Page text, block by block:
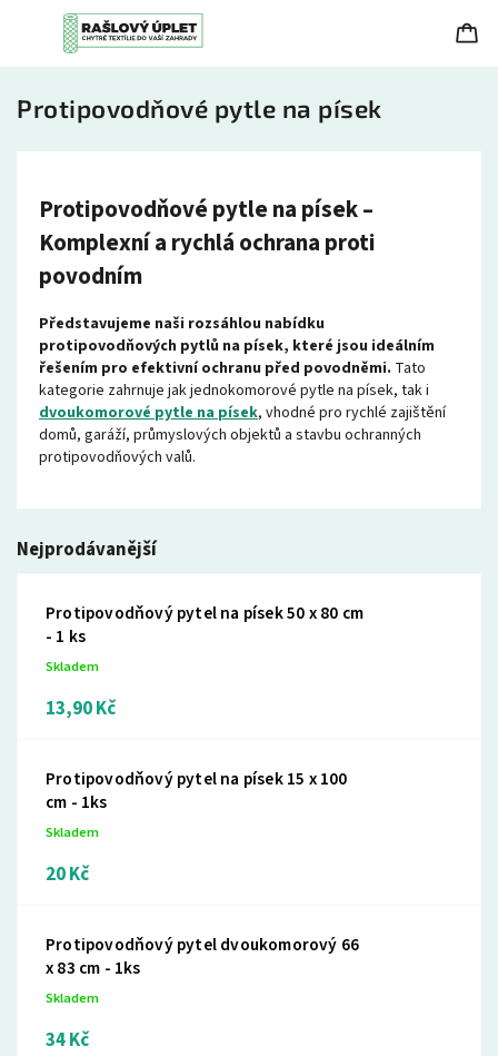
Protipovodňové pytle na písek
Protipovodňové pytle na písek –
Komplexní a rychlá ochrana proti
povodním
Představujeme naši rozsáhlou nabídku
protipovodňových pytlů na písek, které jsou ideálním
řešením pro efektivní ochranu před povodněmi. Tato
kategorie zahrnuje jak jednokomorové pytle na písek, tak i
dvoukomorové pytle na písek, vhodné pro rychlé zajištění
domů, garáží, průmyslových objektů a stavbu ochranných
protipovodňových valů.
Nejprodávanější
Protipovodňový pytel na písek 50 x 80 cm
- 1 ks
Skladem
13,90 Kč
Protipovodňový pytel na písek 15 x 100
cm - 1ks
Skladem
20 Kč
Protipovodňový pytel dvoukomorový 66
x 83 cm - 1ks
Skladem
34 Kč